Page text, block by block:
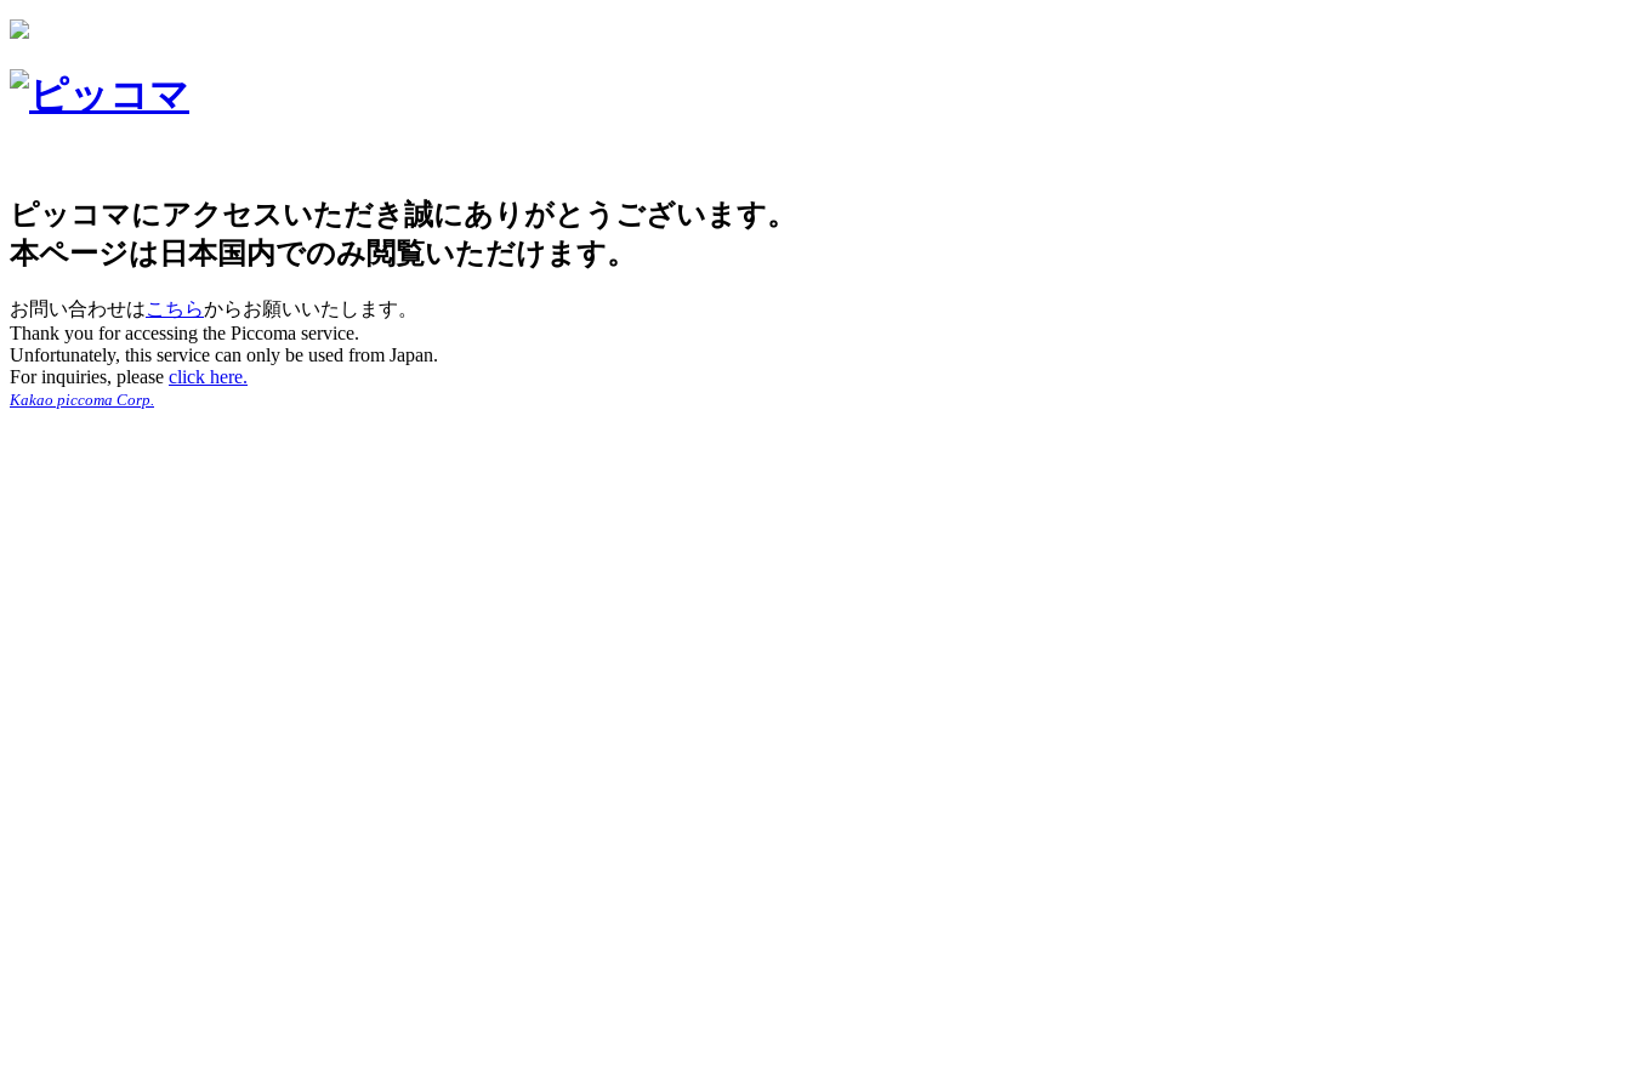
ピッコマにアクセスいただき誠にありがとうございます。
本ページは日本国内でのみ閲覧いただけます。
お問い合わせはこちらからお願いいたします。
Thank you for accessing the Piccoma service.
Unfortunately, this service can only be used from Japan.
For inquiries, please click here.
Kakao piccoma Corp.